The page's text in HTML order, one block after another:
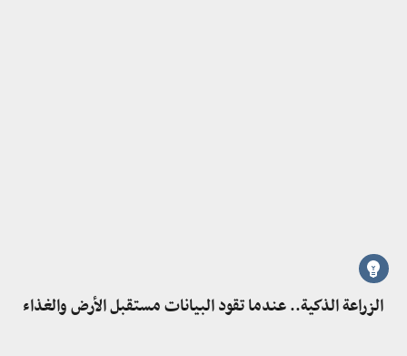
الزراعة الذكية.. عندما تقود البيانات مستقبل الأرض والغذاء